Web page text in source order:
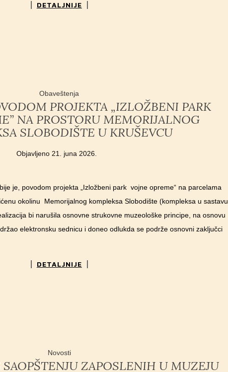
DETALJNIJE
Obaveštenja
PROJEKTA „IZLOŽBENI PARK
NA PROSTORU MEMORIJALNOG
SLOBODIŠTE U KRUŠEVCU
Objavljeno21. juna 2026.
je, povodom projekta „Izložbeni park vojne opreme“ na parcelama
okolinu Memorijalnog kompleksa Slobodište (kompleksa u sastavu
bi narušila osnovne strukovne muzeološke principe, na osnovu
elektronsku sednicu i doneo odlukda se podrže osnovni zaključci
DETALJNIJE
Novosti
ZAPOSLENIH U MUZEJU